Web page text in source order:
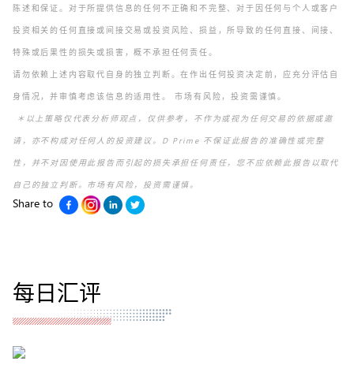
陈述和保证。对于所提供信息的任何不正确和不完整、对于因任何与个人或客户
投资相关的任何直接或间接交易或投资风险、损益，所导致的任何直接、间接、
特殊或后果性的损失或损害，概不承担任何责任。
请勿依赖上述内容取代自身的独立判断。在作出任何投资决定前，应充分评估自
身情况，并审慎考虑该信息的适用性。 市场有风险，投资需谨慎。
＊以上策略仅代表分析师观点，仅供参考，不作为或视为任何交易的依据或邀
请，亦不构成对任何人的投资建议。D Prime 不保证此报告的准确性或完整
性，并不对因使用此报告而引起的损失承担任何责任，您不应依赖此报告以取代
自己的独立判断。市场有风险，投资需谨慎。
Share to
每日汇评